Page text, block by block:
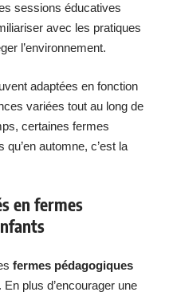
sessions éducatives
avec les pratiques
l’environnement.
adaptées en fonction
variées tout au long de
certaines fermes
automne, c’est la
en fermes
fermes pédagogiques
plus d’encourager une